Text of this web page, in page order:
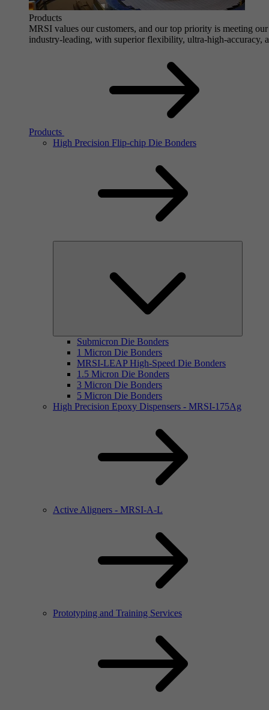
Products
MRSI values our customers, and our top priority is meeting
industry-leading, with superior flexibility, ultra-high-accuracy,
Products
High Precision Flip-chip Die Bonders
Submicron Die Bonders
1 Micron Die Bonders
MRSI-LEAP High-Speed Die Bonders
1.5 Micron Die Bonders
3 Micron Die Bonders
5 Micron Die Bonders
High Precision Epoxy Dispensers - MRSI-175Ag
Active Aligners - MRSI-A-L
Prototyping and Training Services